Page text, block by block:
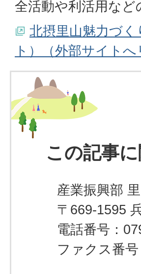
全活動や利活用な
北摂里山魅力づ
ト）（外部サイトへ
この記事
産業振興部
〒669-1595
電話番号：
ファクス番